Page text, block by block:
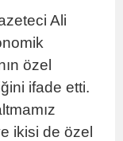
Ali
özel
ifade etti.
ikisi de özel